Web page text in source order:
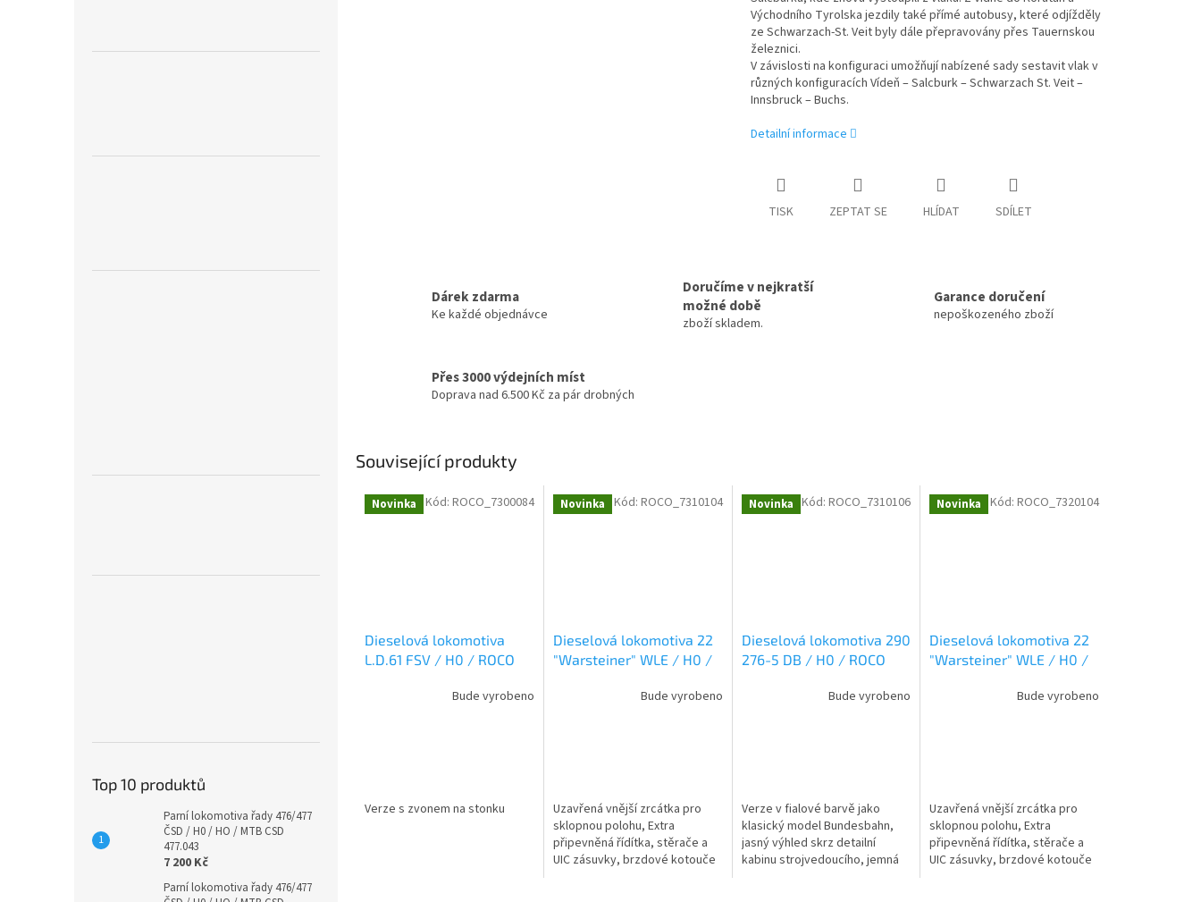
Top 10 produktů
Parní lokomotiva řady 476/477
ČSD / H0 / HO / MTB CSD
477.043
7 200 Kč
Parní lokomotiva řady 476/477
Východního Tyrolska jezdily také přímé autobusy, které odjížděly
ze Schwarzach-St. Veit byly dále přepravovány přes Tauernskou
železnici.
V závislosti na konfiguraci umožňují nabízené sady sestavit vlak v
různých konfiguracích Vídeň – Salcburk – Schwarzach St. Veit –
Innsbruck – Buchs.
Detailní informace
TISK ZEPTAT SE HLÍDAT SDÍLET
Dárek zdarma
Ke každé objednávce
Doručíme v nejkratší
možné době
zboží skladem.
Garance doručení
nepoškozeného zboží
Přes 3000 výdejních míst
Doprava nad 6.500 Kč za pár drobných
Související produkty
Novinka
Dieselová lokomotiva
L.D.61 FSV / H0 / ROCO
Bude vyrobeno
Verze s zvonem na stonku
Kód: ROCO_7300084 Novinka
Dieselová lokomotiva 22
"Warsteiner" WLE / H0 /
Bude vyrobeno
Uzavřená vnější zrcátka pro
sklopnou polohu, Extra
připevněná řídítka, stěrače a
UIC zásuvky, brzdové kotouče
Kód: ROCO_7310104 Novinka
Dieselová lokomotiva 290
276-5 DB / H0 / ROCO
Bude vyrobeno
Verze v fialové barvě jako
klasický model Bundesbahn,
jasný výhled skrz detailní
kabinu strojvedoucího, jemná
Kód:ROCO_7310106 Novinka
Dieselová lokomotiva 22
"Warsteiner" WLE / H0 /
Bude vyrobeno
Uzavřená vnější zrcátka pro
sklopnou polohu, Extra
připevněná řídítka, stěrače a
UIC zásuvky, brzdové kotouče
Kód: ROCO_7320104